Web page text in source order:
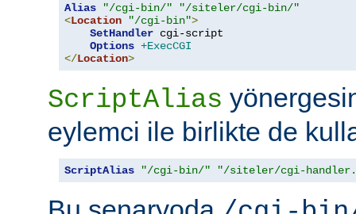
Alias "/cgi-bin/"
"/siteler/cgi-bin/"
<Location "/cgi-bin">
SetHandler cgi-script
Options +ExecCGI
</Location>
ScriptAlias
eylemci ile birlikte de
ScriptAlias "/cgi-bin/" "/siteler/cgi-